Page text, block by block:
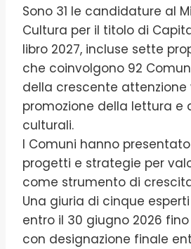
Sono 31 le candidature al
Cultura per il titolo di
libro 2027, incluse sette
che coinvolgono 92
della crescente attenzione
promozione della lettura e
culturali.
I Comuni hanno
progetti e strategie per
come strumento di
Una giuria di cinque
entro il 30 giugno 2026
con designazione finale